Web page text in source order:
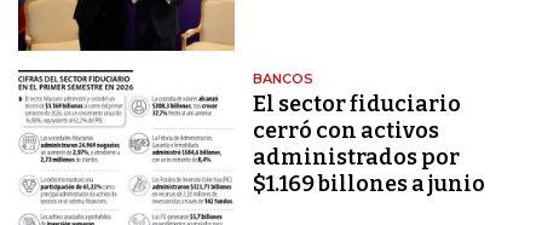
BANCOS
El sector fiduciario
cerró con activos
administrados por
$1.169 billones a junio